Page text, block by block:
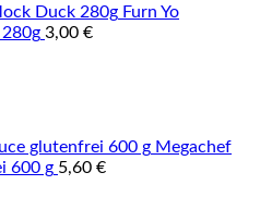
Furn Yo
3,00 €
Megachef
600 g 5,60 €